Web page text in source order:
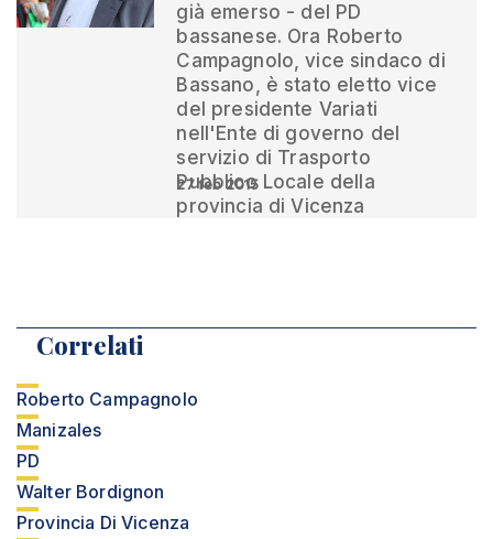
già emerso - del PD
bassanese. Ora Roberto
Campagnolo, vice sindaco di
Bassano, è stato eletto vice
del presidente Variati
nell'Ente di governo del
servizio di Trasporto
Pubblico Locale della
provincia di Vicenza
27 feb 2015
Correlati
Roberto Campagnolo
Manizales
PD
Walter Bordignon
Provincia Di Vicenza